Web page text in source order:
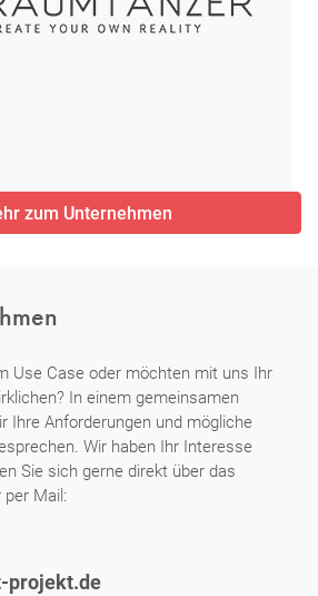
zum Unternehmen
Use Case oder möchten mit uns Ihr
In einem gemeinsamen
Ihre Anforderungen und mögliche
Wir haben Ihr Interesse
Sie sich gerne direkt über das
Mail:
projekt.de